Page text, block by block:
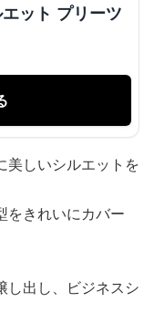
ット プリーツ
美しいシルエットを
をきれいにカバー
し出し、ビジネスシ